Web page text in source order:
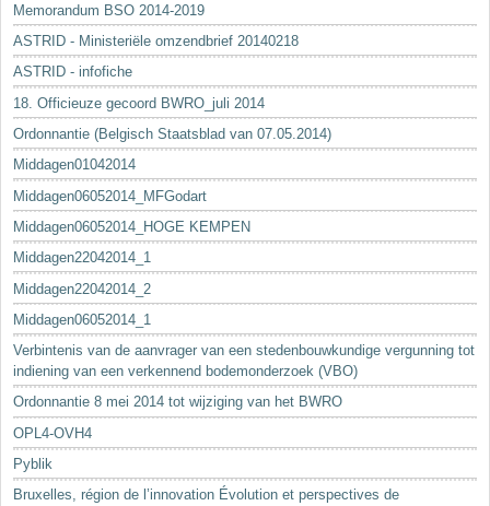
Memorandum BSO 2014-2019
ASTRID - Ministeriële omzendbrief 20140218
ASTRID - infofiche
18. Officieuze gecoord BWRO_juli 2014
Ordonnantie (Belgisch Staatsblad van 07.05.2014)
Middagen01042014
Middagen06052014_MFGodart
Middagen06052014_HOGE KEMPEN
Middagen22042014_1
Middagen22042014_2
Middagen06052014_1
Verbintenis van de aanvrager van een stedenbouwkundige vergunning tot
indiening van een verkennend bodemonderzoek (VBO)
Ordonnantie 8 mei 2014 tot wijziging van het BWRO
OPL4-OVH4
Pyblik
Bruxelles, région de l’innovation Évolution et perspectives de